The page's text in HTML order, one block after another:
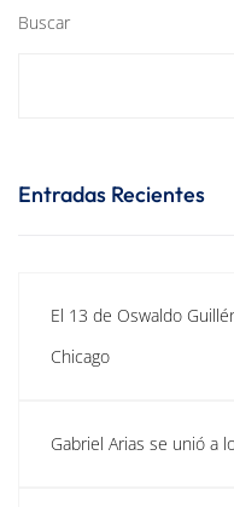
Buscar
Entradas Recientes
El 13 de Oswaldo
Chicago
Gabriel Arias se unió a